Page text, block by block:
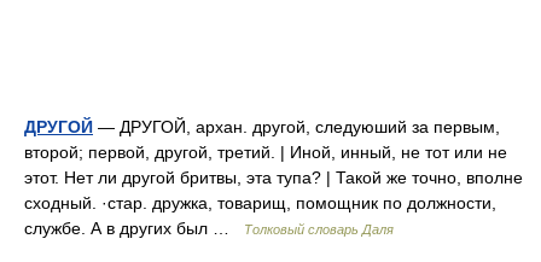
ДРУГОЙ — ДРУГОЙ, архан. другой, следуюший за первым,
второй; первой, другой, третий. | Иной, инный, не тот или не
этот. Нет ли другой бритвы, эта тупа? | Такой же точно, вполне
сходный. ·стар. дружка, товарищ, помощник по должности,
службе. А в других был …
Толковый словарь Даля